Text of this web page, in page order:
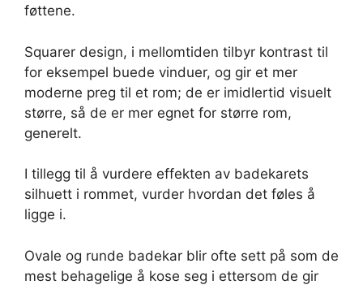
føttene.
Squarer design, i mellomtiden tilbyr kontrast til
for eksempel buede vinduer, og gir et mer
moderne preg til et rom; de er imidlertid visuelt
større, så de er mer egnet for større rom,
generelt.
I tillegg til å vurdere effekten av badekarets
silhuett i rommet, vurder hvordan det føles å
ligge i.
Ovale og runde badekar blir ofte sett på som de
mest behagelige å kose seg i ettersom de gir